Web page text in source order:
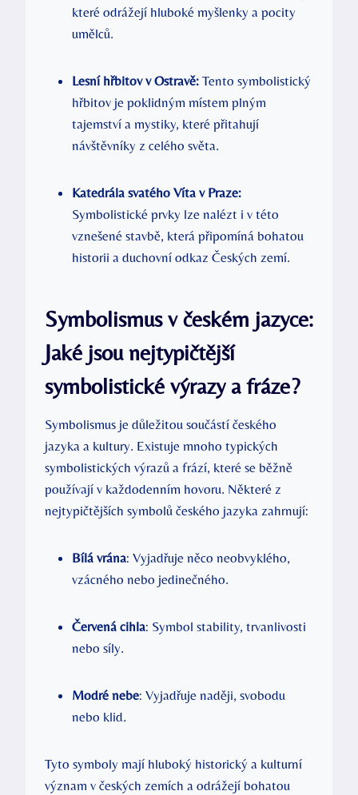
které odrážejí hluboké myšlenky a pocity
umělců.
Lesní hřbitov v Ostravě: Tento symbolistický
hřbitov je poklidným místem plným
tajemství a mystiky, které přitahují
návštěvníky z celého světa.
Katedrála svatého Víta v Praze:
Symbolistické prvky lze nalézt i v této
vznešené stavbě, která připomíná bohatou
historii a duchovní odkaz Českých zemí.
Symbolismus v českém jazyce:
Jaké jsou nejtypičtější
symbolistické výrazy a fráze?
Symbolismus je důležitou součástí českého
jazyka a kultury. Existuje mnoho typických
symbolistických výrazů a frází, které se běžně
používají v každodenním hovoru. Některé z
nejtypičtějších symbolů českého jazyka zahrnují:
Bílá vrána: Vyjadřuje něco neobvyklého,
vzácného nebo jedinečného.
Červená cihla: Symbol stability, trvanlivosti
nebo síly.
Modré nebe: Vyjadřuje naději, svobodu
nebo klid.
Tyto symboly mají hluboký historický a kulturní
význam v českých zemích a odrážejí bohatou